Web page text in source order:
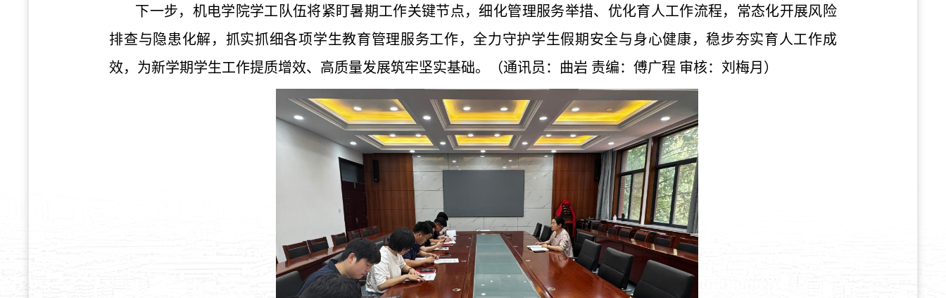
下一步，机电学院学工队伍将紧盯暑期工作关键节点，细化管理服务举措、优化育人工作流程，常态化开展风险
排查与隐患化解，抓实抓细各项学生教育管理服务工作，全力守护学生假期安全与身心健康，稳步夯实育人工作成
效，为新学期学生工作提质增效、高质量发展筑牢坚实基础。（通讯员：曲岩 责编：傅广程 审核：刘梅月）